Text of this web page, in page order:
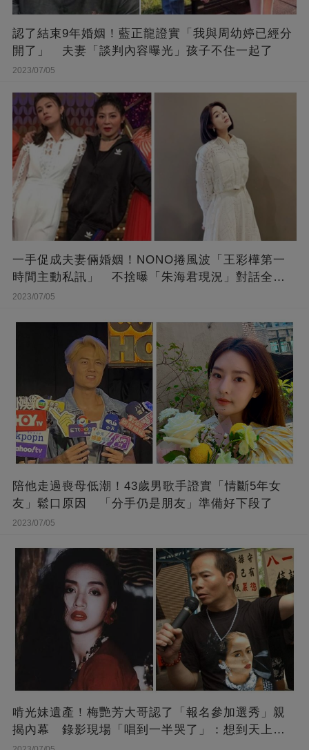
認了結束9年婚姻！藍正龍證實「我與周幼婷已經分
開了」 夫妻「談判內容曝光」孩子不住一起了
2023/07/05
一手促成夫妻倆婚姻！NONO捲風波「王彩樺第一
時間主動私訊」 不捨曝「朱海君現況」對話全公
開
2023/07/05
陪他走過喪母低潮！43歲男歌手證實「情斷5年女
友」鬆口原因 「分手仍是朋友」準備好下段了
2023/07/05
啃光妹遺產！梅艷芳大哥認了「報名參加選秀」親
揭內幕 錄影現場「唱到一半哭了」：想到天上的
她